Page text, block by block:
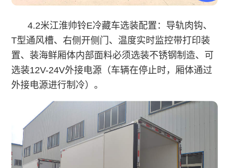
4.2米江淮帅铃E冷藏车选装配置：导轨肉钩、
T型通风槽、右侧开侧门、温度实时监控带打印装
置、装海鲜厢体内部面料必须选装不锈钢制造、可
选装12V-24V外接电源（车辆在停止时，厢体通过
外接电源进行制冷）。